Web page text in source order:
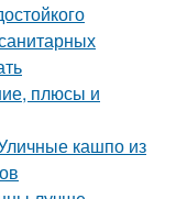
плюсы и
кашпо из